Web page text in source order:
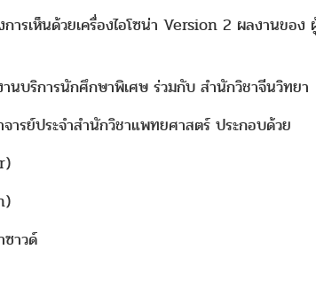
เห็นด้วยเครื่องไอโซน่า Version 2 ผลงานของ
บริการนักศึกษาพิเศษ ร่วมกับ สำนักวิชาจีนวิทยา
ย์ประจำสำนักวิชาแพทยศาสตร์ ประกอบด้วย
าวด์